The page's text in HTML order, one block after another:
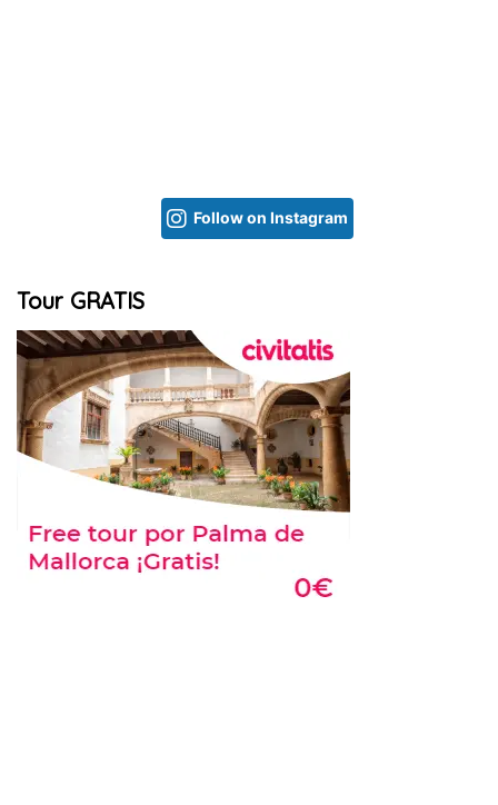
Follow on Instagram
Tour GRATIS